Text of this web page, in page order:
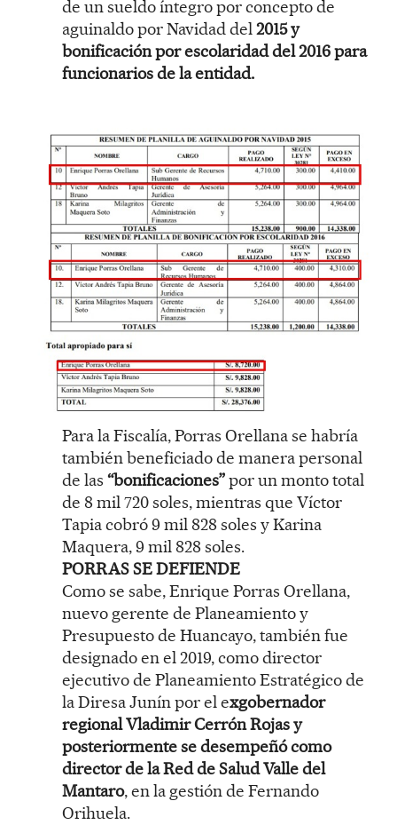
de un sueldo íntegro por concepto de
aguinaldo por Navidad del2015 y
bonificación por escolaridad del 2016 para
funcionarios de la entidad.
Para la Fiscalía, Porras Orellana se habría
también beneficiado de manera personal
de las “bonificaciones”por un monto total
de 8 mil 720 soles, mientras que Víctor
Tapia cobró 9 mil 828 soles y Karina
Maquera, 9 mil 828 soles.
PORRAS SE DEFIENDE
Como se sabe, Enrique Porras Orellana,
nuevo gerente de Planeamiento y
Presupuesto de Huancayo, también fue
designado en el 2019, como director
ejecutivo de Planeamiento Estratégico de
la Diresa Junín por el exgobernador
regional Vladimir Cerrón Rojas y
posteriormente se desempeñó como
director de la Red de Salud Valle del
Mantaro, en la gestión de Fernando
Orihuela.